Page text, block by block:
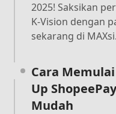
2025! Saksikan
K-Vision dengan
sekarang di
Cara
Up
Mudah